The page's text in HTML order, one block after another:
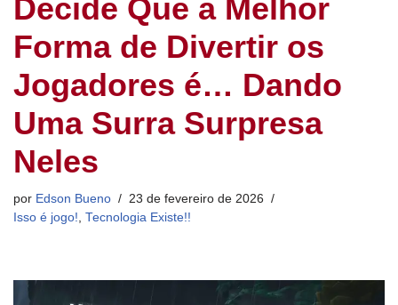
Decide Que a Melhor
Forma de Divertir os
Jogadores é… Dando
Uma Surra Surpresa
Neles
por Edson Bueno
23 de fevereiro de 2026
Isso é jogo!, Tecnologia Existe!!